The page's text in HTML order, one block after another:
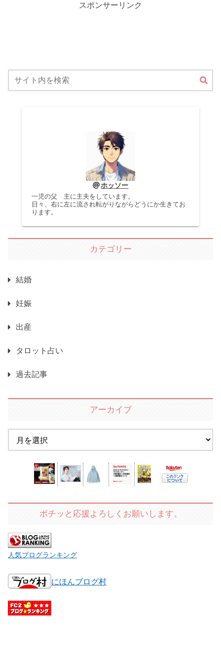
スポンサーリンク
ホッソー
一児の父 主に主夫をしています。
日々、右に左に流され転がりながらどうにか生きてお
ります。
カテゴリー
結婚
妊娠
出産
タロット占い
過去記事
アーカイブ
ポチッと応援よろしくお願いします。
人気ブログランキング
にほんブログ村